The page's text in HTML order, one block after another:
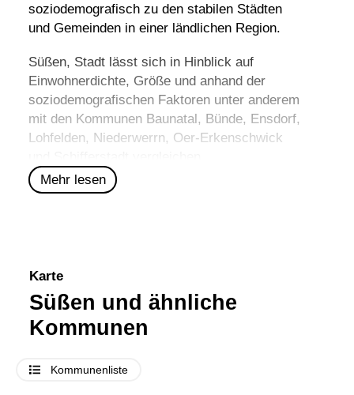
soziodemografisch zu den stabilen Städten
und Gemeinden in einer ländlichen Region.
Süßen, Stadt lässt sich in Hinblick auf
Einwohnerdichte, Größe und anhand der
soziodemografischen Faktoren unter anderem
mit den Kommunen Baunatal , Bünde, Ensdorf,
Lohfelden, Niederwerrn, Oer-Erkenschwick
Mehr lesen
Karte
Süßen und ähnliche
Kommunen
Kommunenliste